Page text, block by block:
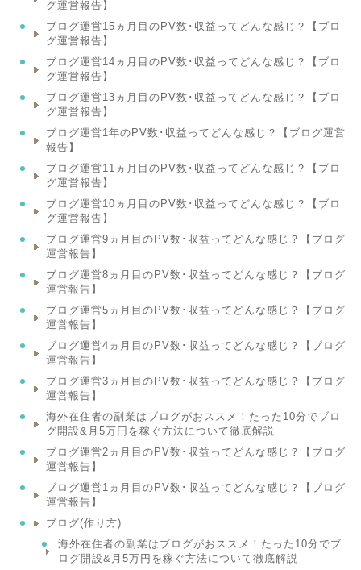
グ運営報告】
ブログ運営15ヵ月目のPV数･収益ってどんな感じ？【ブロ
グ運営報告】
ブログ運営14ヵ月目のPV数･収益ってどんな感じ？【ブロ
グ運営報告】
ブログ運営13ヵ月目のPV数･収益ってどんな感じ？【ブロ
グ運営報告】
ブログ運営1年のPV数･収益ってどんな感じ？【ブログ運営
報告】
ブログ運営11ヵ月目のPV数･収益ってどんな感じ？【ブロ
グ運営報告】
ブログ運営10ヵ月目のPV数･収益ってどんな感じ？【ブロ
グ運営報告】
ブログ運営9ヵ月目のPV数･収益ってどんな感じ？【ブログ
運営報告】
ブログ運営8ヵ月目のPV数･収益ってどんな感じ？【ブログ
運営報告】
ブログ運営5ヵ月目のPV数･収益ってどんな感じ？【ブログ
運営報告】
ブログ運営4ヵ月目のPV数･収益ってどんな感じ？【ブログ
運営報告】
ブログ運営3ヵ月目のPV数･収益ってどんな感じ？【ブログ
運営報告】
海外在住者の副業はブログがおススメ！たった10分でブロ
グ開設&月5万円を稼ぐ方法について徹底解説
ブログ運営2ヵ月目のPV数･収益ってどんな感じ？【ブログ
運営報告】
ブログ運営1ヵ月目のPV数･収益ってどんな感じ？【ブログ
運営報告】
ブログ(作り方)
海外在住者の副業はブログがおススメ！たった10分でブ
ログ開設&月5万円を稼ぐ方法について徹底解説